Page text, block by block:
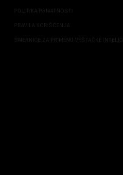
POLITIKA PRIVATNOSTI
PRAVILA KORIŠĆENJA
SMERNICE ZA PRIMENU VEŠTAČKE